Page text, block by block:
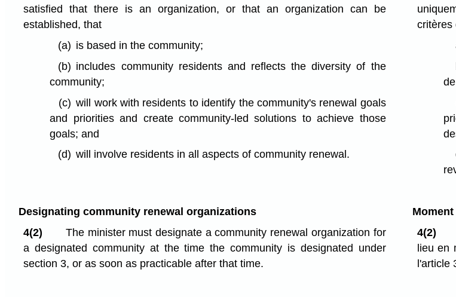
satisfied that there is an organization, or that an organization can be
established, that
(a) is based in the community;
(b) includes community residents and reflects the diversity of the
community;
(c) will work with residents to identify the community's renewal goals
and priorities and create community-led solutions to achieve those
goals; and
(d) will involve residents in all aspects of community renewal.
critères
Designating community renewal organizations
4(2)
The minister must designate a community renewal organization for
a designated community at the time the community is designated under
section 3, or as soon as practicable after that time.
4(2)
lieu en
l'article